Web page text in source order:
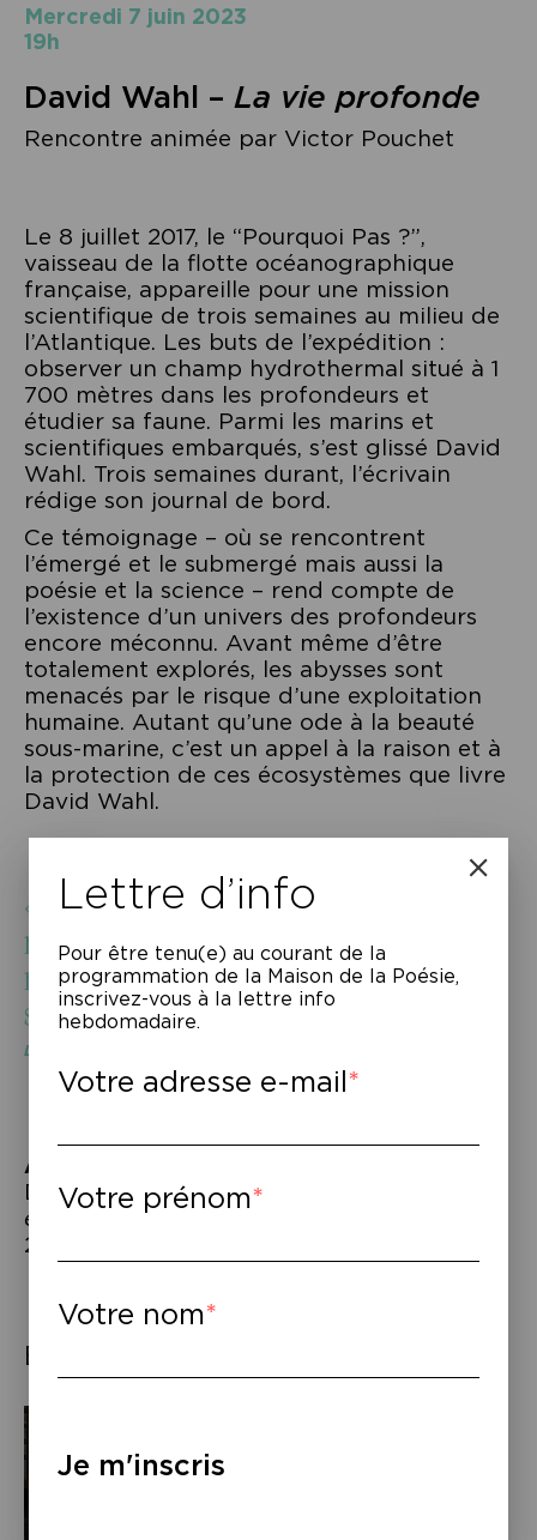
mercredi 7 juin 2023
19h
David Wahl – La vie profonde
Rencontre animée par Victor Pouchet
Le 8 juillet 2017, le “Pourquoi Pas ?”,
vaisseau de la flotte océanographique
française, appareille pour une mission
scientifique de trois semaines au milieu de
l’Atlantique. Les buts de l’expédition :
observer un champ hydrothermal situé à 1
700 mètres dans les profondeurs et
étudier sa faune. Parmi les marins et
scientifiques embarqués, s’est glissé David
Wahl. Trois semaines durant, l’écrivain
rédige son journal de bord.
Ce témoignage – où se rencontrent
l’émergé et le submergé mais aussi la
poésie et la science – rend compte de
l’existence d’un univers des profondeurs
encore méconnu. Avant même d’être
totalement explorés, les abysses sont
menacés par le risque d’une exploitation
humaine. Autant qu’une ode à la beauté
sous-marine, c’est un appel à la raison et à
la protection de ces écosystèmes que livre
David Wahl.
« Car une fois le soleil disparu, la
mer aussi se fait oublier. Je sais
maintenant ce qu’est la nuit : un
soleil qui se noie. »
La vie profonde
À lire
David Wahl,La vie profonde. Une
expédition dans les abysses
2023.
Éléments associés
Lettre d’info
Pour être tenu(e) au courant de la
programmation de la Maison de la Poésie,
inscrivez-vous à la lettre info
hebdomadaire.
Votre adresse e-mail
Votre prénom
Votre nom
Je m'inscris